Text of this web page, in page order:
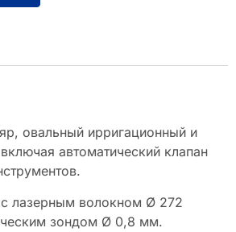
овальный ирригационный и
автоматический клапан
лазерным волокном Ø 272
зондом Ø 0,8 мм.